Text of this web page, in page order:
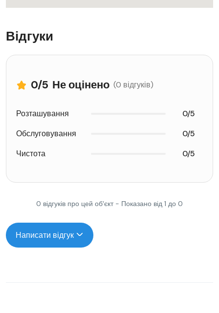
Відгуки
0/5 Не оцінено (0 відгуків)
Розташування
0/5
Обслуговування
0/5
Чистота
0/5
0 відгуків про цей об'єкт - Показано від 1 до 0
Написати відгук